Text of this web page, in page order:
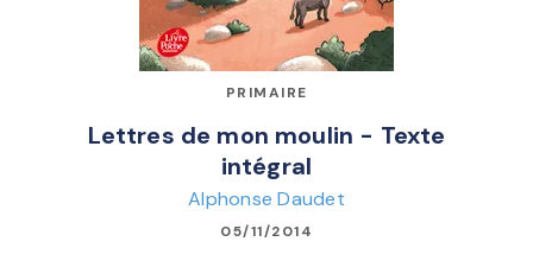
PRIMAIRE
Lettres de mon moulin - Texte
intégral
Alphonse Daudet
05/11/2014